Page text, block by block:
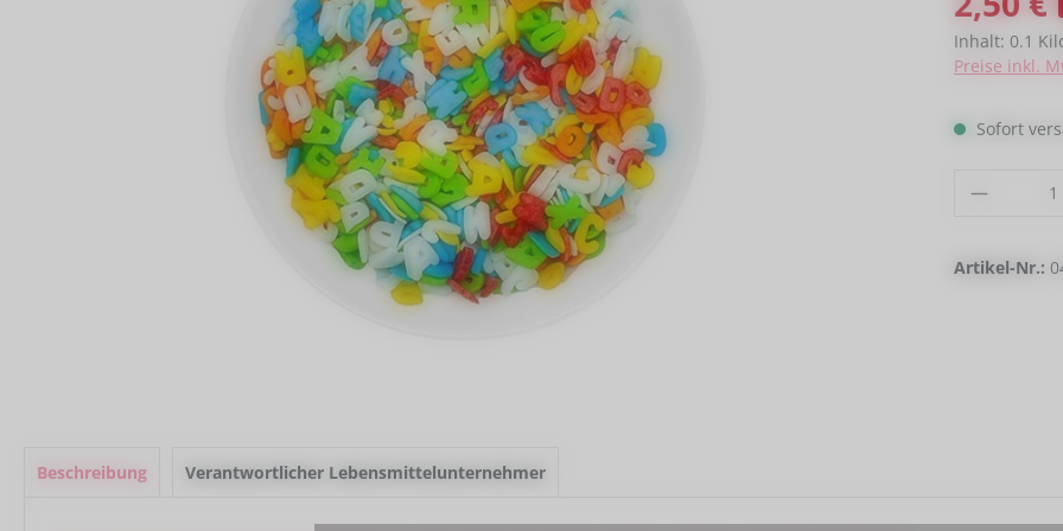
Inhalt: 0.1
Preise inkl.
Sofort
Artikel-Nr.:
Beschreibung Verantwortlicher Lebensmittelunternehmer